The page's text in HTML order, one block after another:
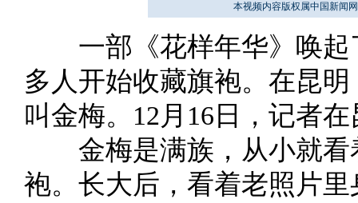
本视频内容版权属中国新闻
一部《花样年华》唤起
多人开始收藏旗袍。在昆
叫金梅。12月16日，记者
金梅是满族，从小就看
袍。长大后，看着老照片